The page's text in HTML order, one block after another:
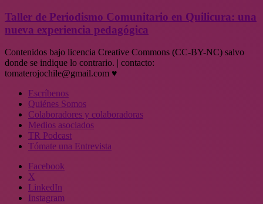
Taller de Periodismo Comunitario en Quilicura: una
nueva experiencia pedagógica
Contenidos bajo licencia Creative Commons (CC-BY-NC) salvo
donde se indique lo contrario. | contacto:
tomaterojochile@gmail.com ♥
Escríbenos
Quiénes Somos
Colaboradores y colaboradoras
Medios asociados
TR Podcast
Tómate una Entrevista
Facebook
X
LinkedIn
Instagram